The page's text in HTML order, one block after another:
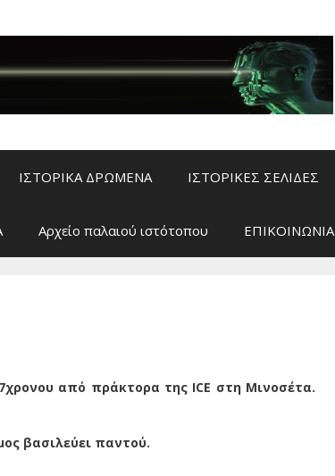
ΙΣΤΟΡΙΚΑ ΔΡΩΜΕΝΑ ΙΣΤΟΡΙΚΕΣ ΣΕΛΙΔΕΣ
Αρχείο παλαιού ιστότοπου ΕΠΙΚΟΙΝΩΝΙΑ
από πράκτορα της ICE στη Μινοσέτα.
βασιλεύει παντού.